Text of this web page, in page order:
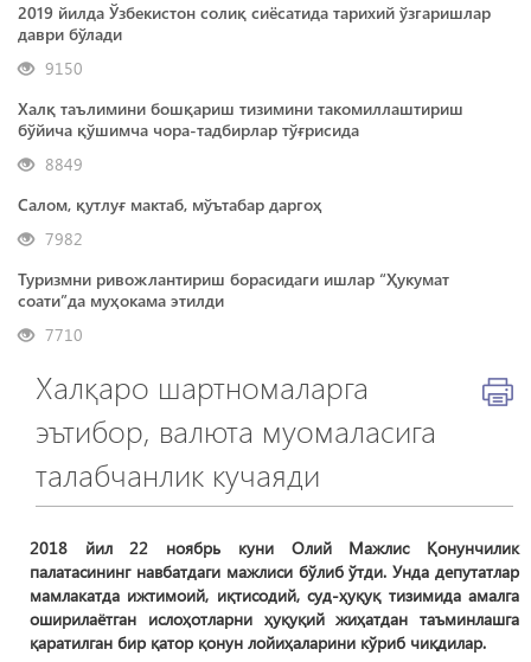
2019 йилда Ўзбекистон солиқ сиёсатида тарихий ўзгаришлар
даври бўлади
9150
Халқ таълимини бошқариш тизимини такомиллаштириш
бўйича қўшимча чора-тадбирлар тўғрисида
8849
Салом, қутлуғ мактаб, мўътабар даргоҳ
7982
Туризмни ривожлантириш борасидаги ишлар “Ҳукумат
соати”да муҳокама этилди
7710
Халқаро шартномаларга
эътибор, валюта муомаласига
талабчанлик кучаяди
2018 йил 22 ноябрь куни Олий Мажлис Қонунчилик
палатасининг навбатдаги мажлиси бўлиб ўтди. Унда депутатлар
мамлакатда ижтимоий, иқтисодий, суд-ҳуқуқ тизимида амалга
оширилаётган ислоҳотларни ҳуқуқий жиҳатдан таъминлашга
қаратилган бир қатор қонун лойиҳаларини кўриб чиқдилар.